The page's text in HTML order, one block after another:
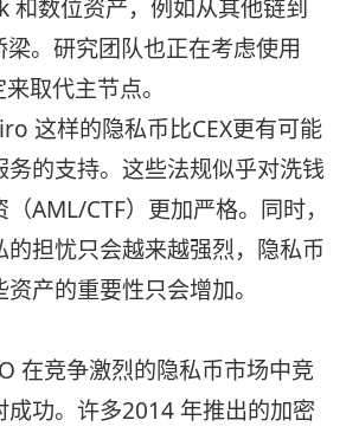
和数位资产，例如从其他链到
。研究团队也正在考虑使用
取代主节点。
这样的隐私币比CEX更有可能
务的支持。这些法规似乎对洗钱
AML/CTF）更加严格。同时，
的担忧只会越来越强烈，隐私币
产的重要性只会增加。
在竞争激烈的隐私币市场中竞
成功。许多2014 年推出的加密